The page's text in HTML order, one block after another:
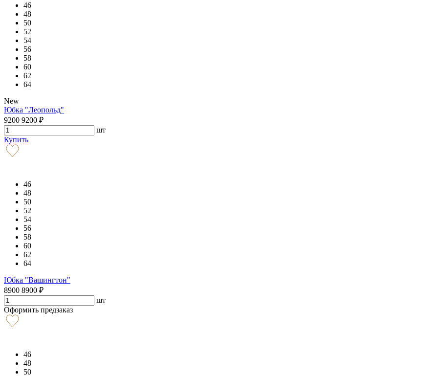
46
48
50
52
54
56
58
60
62
64
New
Юбка "Леопольд"
9200 9200 ₽
шт
Купить
46
48
50
52
54
56
58
60
62
64
Юбка "Вашингтон"
8900 8900 ₽
шт
Оформить предзаказ
46
48
50